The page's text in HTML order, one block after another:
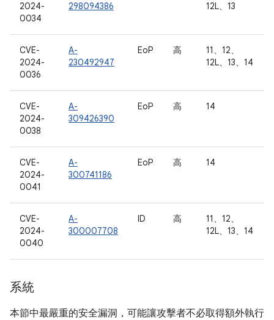
2024-
0034
298094386 12L、13
CVE-
2024-
0036
A-
230492947
EoP 高
11、12、
12L、13、14
CVE-
2024-
0038
A-
309426390
EoP 高 14
CVE-
2024-
0041
A-
300741186
EoP 高 14
CVE-
2024-
0040
A-
300007708
ID 高
11、12、
12L、13、14
系統
本節中最嚴重的安全漏洞，可能讓攻擊者不必取得額外執行